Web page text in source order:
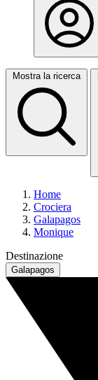
Mostra la ricerca
Home
Crociera
Galapagos
Monique
Destinazione
Galapagos